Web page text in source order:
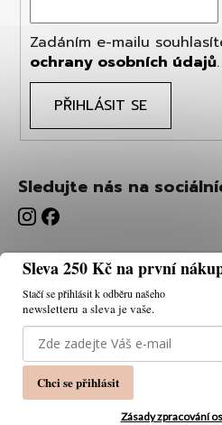
Používáme cookies,
prohlížení webu a díky
jeho funkce, výkon a
Zadáním e-mailu
ochrany osobních údajů.
PŘIHLÁSIT SE
Sledujte nás na
Sleva 250 Kč na první
Stačí se přihlásit k odběru našeho
newsletteru a sleva je vaše.
Chci se přihlásit
Zásady zpracování